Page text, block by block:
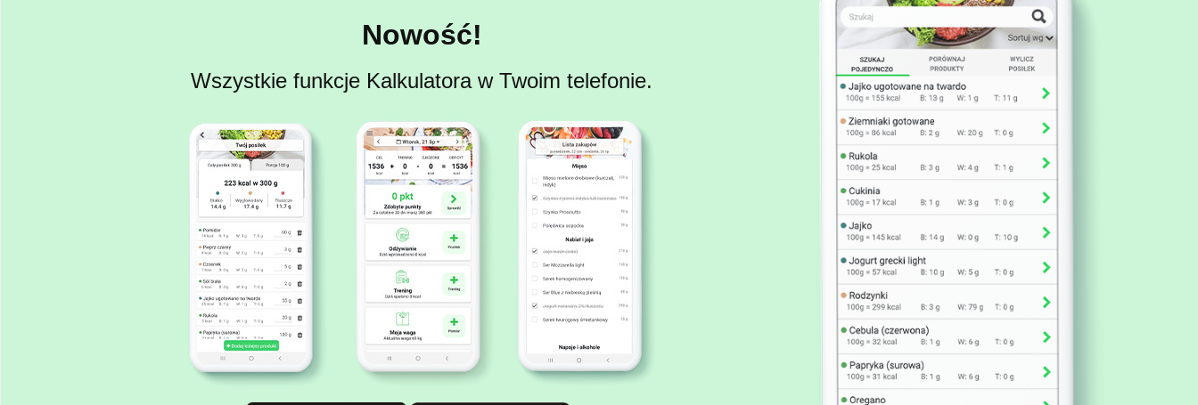
Nowość!
Wszystkie funkcje Kalkulatora w Twoim telefonie.